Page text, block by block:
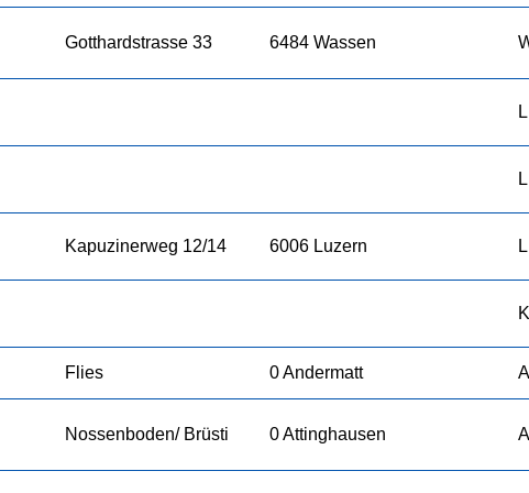
Gotthardstrasse 33 6484 Wassen
Kapuzinerweg 12/14 6006 Luzern
Flies 0 Andermatt
Nossenboden/ Brüsti 0 Attinghausen